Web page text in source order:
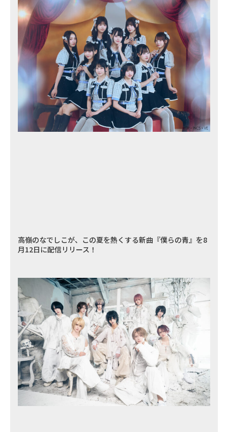
高嶺のなでしこが、この夏を熱くする新曲『僕らの青』を8
月12日に配信リリース！